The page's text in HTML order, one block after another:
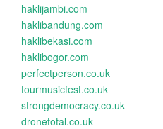
haklijambi.com
haklibandung.com
haklibekasi.com
haklibogor.com
perfectperson.co.uk
tourmusicfest.co.uk
strongdemocracy.co.uk
dronetotal.co.uk